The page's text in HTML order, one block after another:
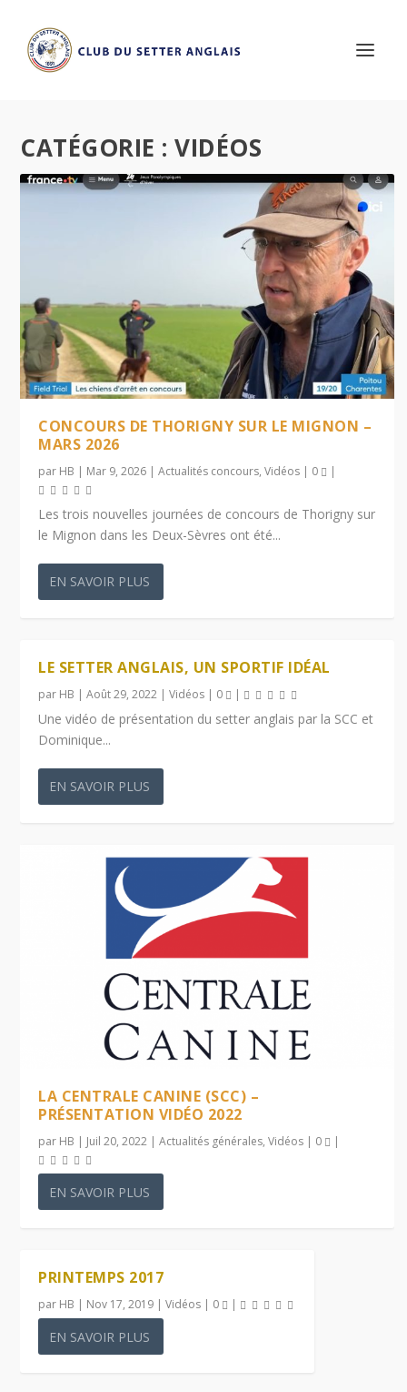
CATÉGORIE :VIDÉOS
CONCOURS DE THORIGNY SUR LE MIGNON –
MARS 2026
par HB | Mar 9, 2026 |Actualités concours,Vidéos | 0 |
Les trois nouvelles journées de concours de Thorigny sur
le Mignon dans les Deux-Sèvres ont été...
EN SAVOIR PLUS
LE SETTER ANGLAIS, UN SPORTIF IDÉAL
par HB |Août 29, 2022 |Vidéos | 0 |
Une vidéo de présentation du setter anglais par la SCC et
Dominique...
EN SAVOIR PLUS
LA CENTRALE CANINE (SCC) –
PRÉSENTATION VIDÉO 2022
par HB | Juil 20, 2022 |Actualités générales,Vidéos | 0 |
EN SAVOIR PLUS
PRINTEMPS 2017
par HB | Nov 17, 2019 |Vidéos | 0 |
EN SAVOIR PLUS